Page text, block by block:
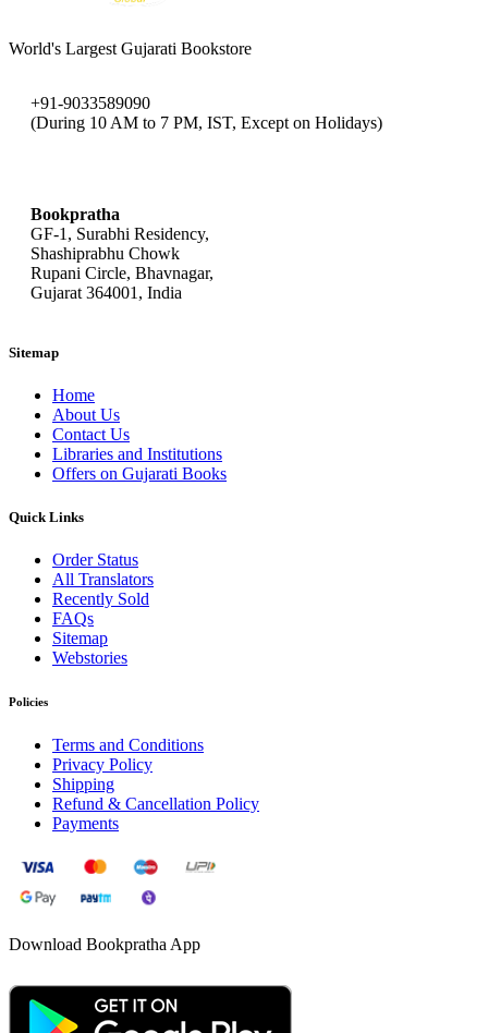
World's Largest Gujarati Bookstore
+91-9033589090
(During 10 AM to 7 PM, IST, Except on Holidays)
Bookpratha
GF-1, Surabhi Residency,
Shashiprabhu Chowk
Rupani Circle, Bhavnagar,
Gujarat 364001, India
Sitemap
Home
About Us
Contact Us
Libraries and Institutions
Offers on Gujarati Books
Quick Links
Order Status
All Translators
Recently Sold
FAQs
Sitemap
Webstories
Policies
Terms and Conditions
Privacy Policy
Shipping
Refund & Cancellation Policy
Payments
Download Bookpratha App